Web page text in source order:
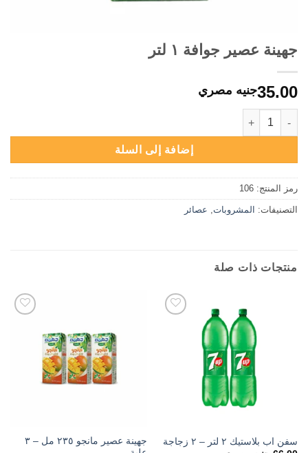
جهينة عصير جوافة ١ لتر
35.00جنيه مصري
كمية جهينة عصير جوافة ١ لتر
إضافة إلى السلة
رمز المنتج: 106
التصنيفات: المشروبات عصائر
منتجات ذات صلة
سفن اب بلاستيك ٢ لتر – ٢ زجاجة
جهينة عصير مانجو ٢٣٥ مل – ٣